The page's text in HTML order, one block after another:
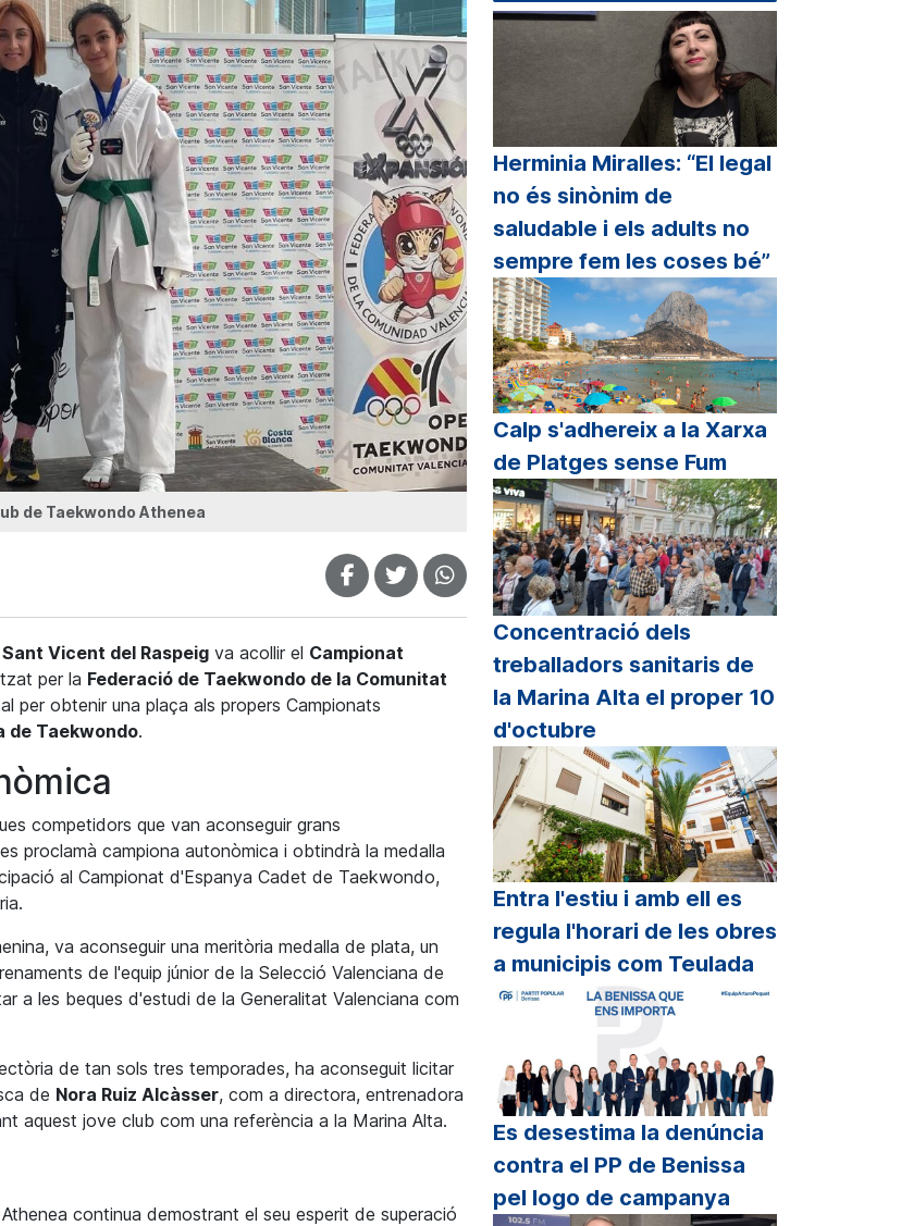
de Taekwondo Athenea
Vicent del Raspeig va acollir el Campionat
per la Federació de Taekwondo de la Comunitat
perobteniruna plaça als propers Campionats
de Taekwondo.
competidors que van aconseguir grans
proclamà campiona autonòmica i obtindrà la medalla
al Campionat d'Espanya Cadet de Taekwondo,
va aconseguir una meritòria medalla de plata, un
de l'equip júnior de la Selecció Valenciana de
a les beques d'estudi de la Generalitat Valenciana com
de tan sols tres temporades, ha aconseguit licitar
de Nora Ruiz Alcàsser, com a directora, entrenadora
aquest jove club com una referència a la Marina Alta.
Athenea continua demostrant el seu esperit de superació
Herminia Miralles: “El legal
no és sinònim de
saludable i els adults no
sempre fem les coses bé”
Calp s'adhereix a la Xarxa
de Platges sense Fum
Concentració dels
treballadors sanitaris de
la Marina Alta el proper 10
d'octubre
Entra l'estiu i amb ell es
regula l'horari de les obres
a municipis com Teulada
Es desestima la denúncia
contra el PP de Benissa
pel logo de campanya